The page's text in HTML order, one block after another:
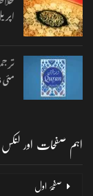
اپریل
مئی 5, 2018
اہم صفحات اور لنکس
صفحۂ اول